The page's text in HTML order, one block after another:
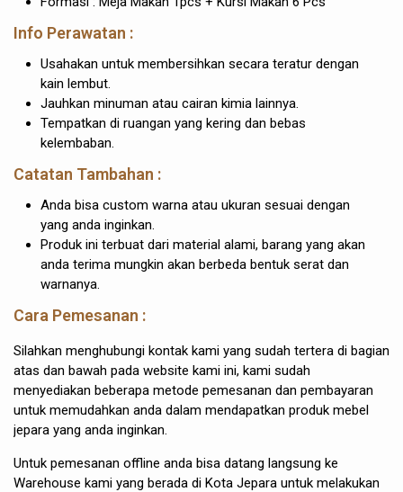
Info Perawatan :
Usahakan untuk membersihkan secara teratur dengan
kain lembut.
Jauhkan minuman atau cairan kimia lainnya.
Tempatkan di ruangan yang kering dan bebas
kelembaban.
Catatan Tambahan :
Anda bisa custom warna atau ukuran sesuai dengan
yang anda inginkan.
Produk ini terbuat dari material alami, barang yang akan
anda terima mungkin akan berbeda bentuk serat dan
warnanya.
Cara Pemesanan :
Silahkan menghubungi kontak kami yang sudah tertera di bagian
atas dan bawah pada website kami ini, kami sudah
menyediakan beberapa metode pemesanan dan pembayaran
untuk memudahkan anda dalam mendapatkan produk mebel
jepara yang anda inginkan.
Untuk pemesanan offline anda bisa datang langsung ke
Warehouse kami yang berada di Kota Jepara untuk melakukan